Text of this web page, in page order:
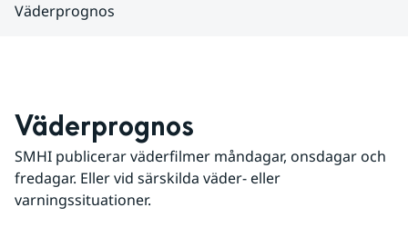
Väderprognos
Väderprognos
SMHI publicerar väderfilmer måndagar, onsdagar och
fredagar. Eller vid särskilda väder- eller
varningssituationer.